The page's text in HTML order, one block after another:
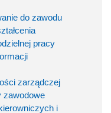
do zawodu
pracy
zarządczej
zawodowe
i